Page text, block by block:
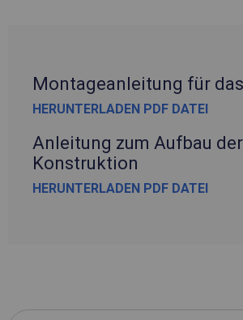
Montageanleitung für
HERUNTERLADEN PDF DATEI
Anleitung zum Aufbau der
Konstruktion
HERUNTERLADEN PDF DATEI